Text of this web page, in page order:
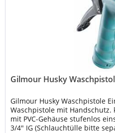
Gilmour Husky
Gilmour Husky Waschpistole
Waschpistole mit Handschutz.
mit PVC-Gehäuse stufenlos
3/4" IG (Schlauchtülle bitte